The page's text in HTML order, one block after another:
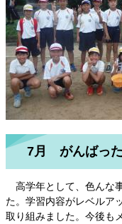
7月 がんばった
高学年として、色んな
た。学習内容がレベルア
取り組みました。今後も